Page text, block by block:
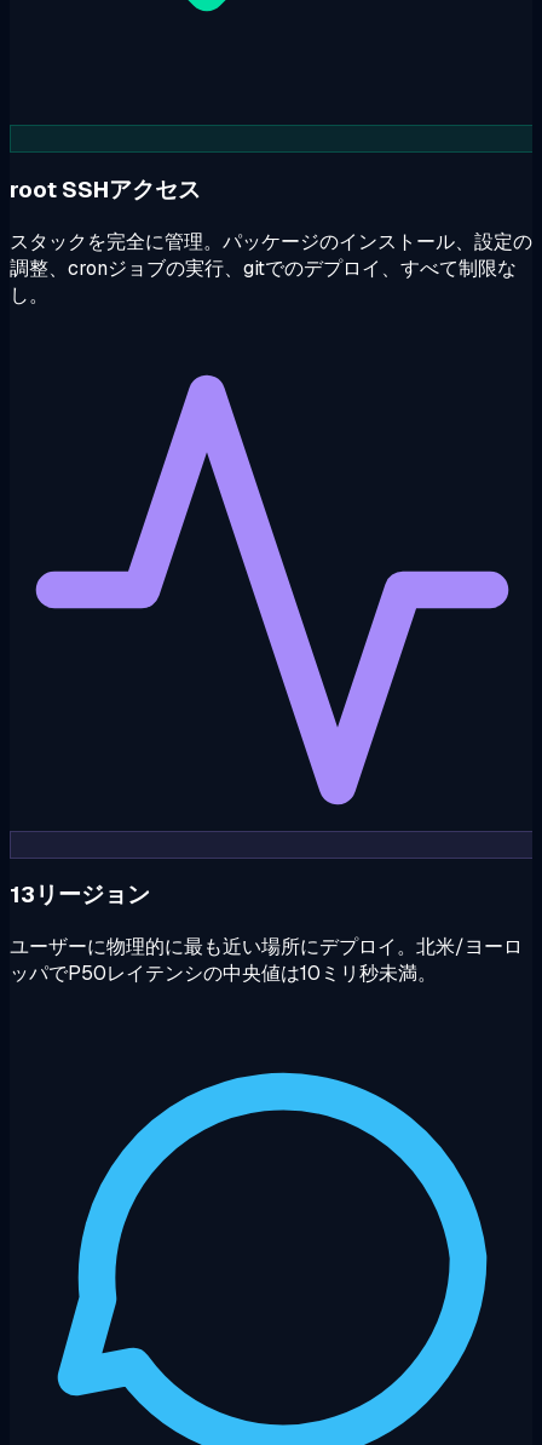
root SSHアクセス
スタックを完全に管理。パッケージのインストール、設定の
調整、cronジョブの実行、gitでのデプロイ、すべて制限な
し。
13リージョン
ユーザーに物理的に最も近い場所にデプロイ。北米/ヨーロ
ッパでP50レイテンシの中央値は10ミリ秒未満。